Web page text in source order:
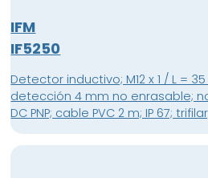
IFM
IF5250
Detector inductivo; M12 x 1 / L =
detección 4 mm no enrasable;
DC PNP; cable PVC 2 m; IP 67;
ambiente -25...80 °C; frecuencia